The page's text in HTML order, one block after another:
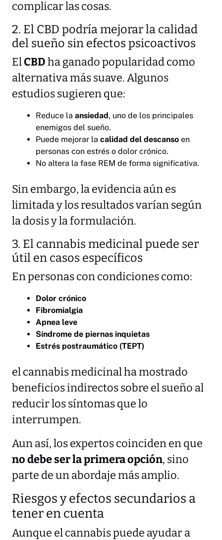
complicar las cosas.
2. El CBD podría mejorar la calidad
del sueño sin efectos psicoactivos
ElCBDha ganado popularidad como
alternativa más suave. Algunos
estudios sugieren que:
Reduce la ansiedad, uno de los principales
enemigos del sueño.
Puede mejorar la calidad del descanso en
personas con estrés o dolor crónico.
No altera la fase REM de forma significativa.
Sin embargo, la evidencia aún es
limitada y los resultados varían según
la dosis y la formulación.
3. El cannabis medicinal puede ser
útil en casos específicos
En personas con condiciones como:
Dolor crónico
Fibromialgia
Apnea leve
Síndrome de piernas inquietas
Estrés postraumático (TEPT)
el cannabis medicinal ha mostrado
beneficios indirectos sobre el sueño al
reducir los síntomas que lo
interrumpen.
Aun así, los expertos coinciden en que
no debe ser la primera opción, sino
parte de un abordaje más amplio.
Riesgos y efectos secundarios a
tener en cuenta
Aunque el cannabis puede ayudar a